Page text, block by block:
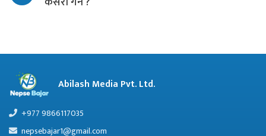
Abilash Media Pvt. Ltd.
+977 9866117035
nepsebajar1@gmail.com